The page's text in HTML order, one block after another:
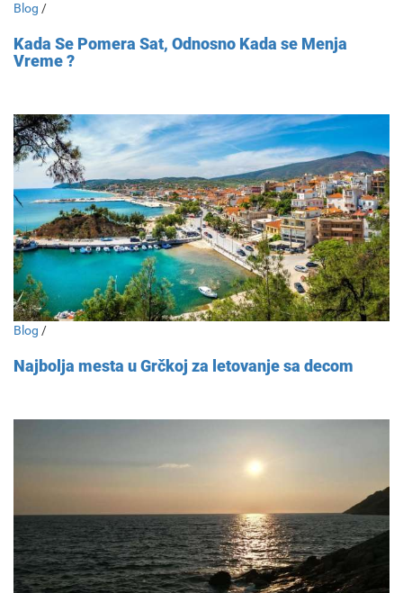
Blog /
Kada Se Pomera Sat, Odnosno Kada se Menja
Vreme ?
Blog /
Najbolja mesta u Grčkoj za letovanje sa decom